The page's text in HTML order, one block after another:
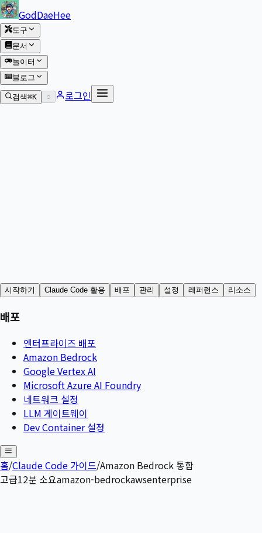
본문 바로가기
GodDaeHee
도구
문서
놀이터
블로그
검색⌘K ○
로그인
시작하기 Claude Code 활용 배포 관리 설정 레퍼런스 리소스
배포
엔터프라이즈 배포
Amazon Bedrock
Google Vertex AI
Microsoft Azure AI Foundry
네트워크 설정
LLM 게이트웨이
Dev Container 설정
홈/Claude Code 가이드/Amazon Bedrock 통합
고급12분 소요amazon-bedrockawsenterprise